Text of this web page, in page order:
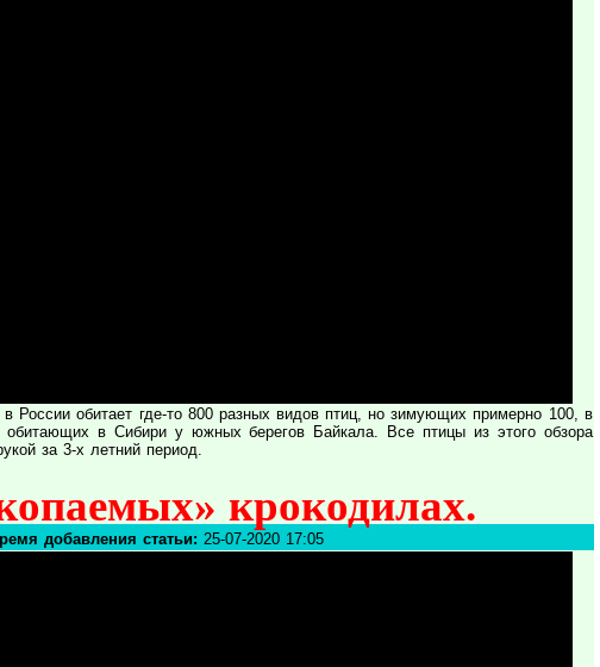
России обитает где-то 800 разных видов птиц, но зимующих примерно 100, в
обитающих в Сибири у южных берегов Байкала. Все птицы из этого обзора
за 3-х летний период.
крокодилах.
добавления статьи: 25-07-2020 17:05